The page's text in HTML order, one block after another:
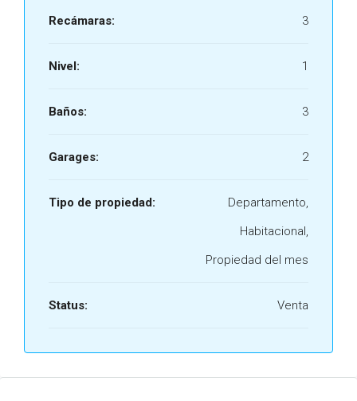
Recámaras: 3
Nivel: 1
Baños: 3
Garages: 2
Tipo de propiedad:
Departamento,
Habitacional,
Propiedad del mes
Status: Venta